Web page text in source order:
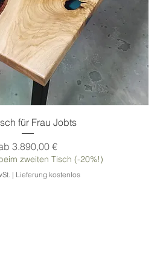
für Frau Jobts
3.890,00 €
Preis
zweiten Tisch (-20%!)
| Lieferung kostenlos
siehe Hinweise weiter unten
großer Esstisch
Tisch aus natürlichem Eschen-
Holz